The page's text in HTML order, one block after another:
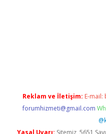
Reklam ve İletişim: E-mail:
forumhizmeti@gmail.com
Yasal Uyarı: Sitemiz, 5651